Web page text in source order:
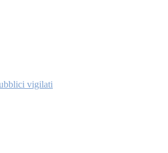
vigilati